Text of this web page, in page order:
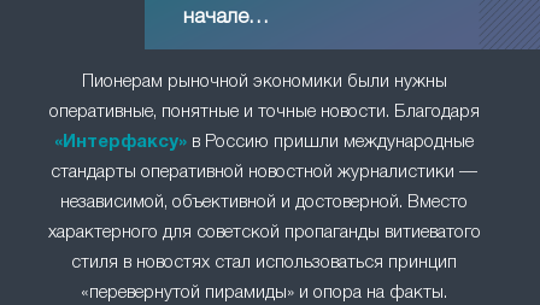
Пионерам рыночной экономики были нужны
оперативные, понятные и точные новости. Благодаря
«Интерфаксу» в Россию пришли международные
стандарты оперативной новостной журналистики —
независимой, объективной и достоверной. Вместо
характерного для советской пропаганды витиеватого
стиля в новостях стал использоваться принцип
«перевернутой пирамиды» и опора на факты.
начале…